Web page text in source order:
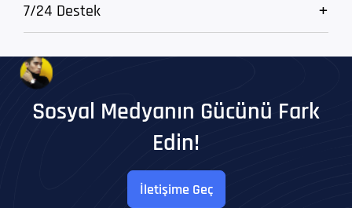
7/24 Destek
Sosyal Medyanın Gücünü Fark
Edin!
İletişime Geç